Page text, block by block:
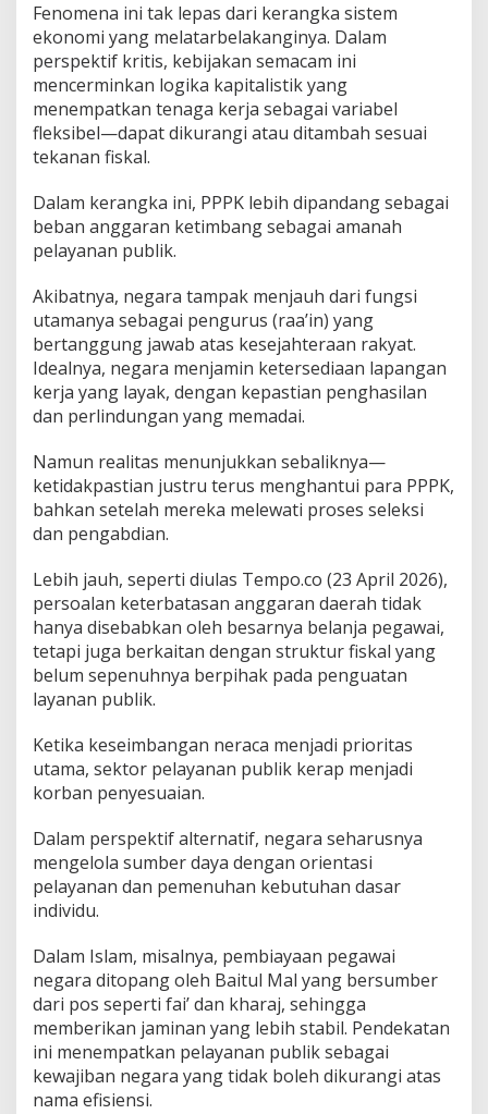
Fenomena ini tak lepas dari kerangka sistem
ekonomi yang melatarbelakanginya. Dalam
perspektif kritis, kebijakan semacam ini
mencerminkan logika kapitalistik yang
menempatkan tenaga kerja sebagai variabel
fleksibel—dapat dikurangi atau ditambah sesuai
tekanan fiskal.
Dalam kerangka ini, PPPK lebih dipandang sebagai
beban anggaran ketimbang sebagai amanah
pelayanan publik.
Akibatnya, negara tampak menjauh dari fungsi
utamanya sebagai pengurus (raa’in) yang
bertanggung jawab atas kesejahteraan rakyat.
Idealnya, negara menjamin ketersediaan lapangan
kerja yang layak, dengan kepastian penghasilan
dan perlindungan yang memadai.
Namun realitas menunjukkan sebaliknya—
ketidakpastian justru terus menghantui para PPPK,
bahkan setelah mereka melewati proses seleksi
dan pengabdian.
Lebih jauh, seperti diulas Tempo.co (23 April 2026),
persoalan keterbatasan anggaran daerah tidak
hanya disebabkan oleh besarnya belanja pegawai,
tetapi juga berkaitan dengan struktur fiskal yang
belum sepenuhnya berpihak pada penguatan
layanan publik.
Ketika keseimbangan neraca menjadi prioritas
utama, sektor pelayanan publik kerap menjadi
korban penyesuaian.
Dalam perspektif alternatif, negara seharusnya
mengelola sumber daya dengan orientasi
pelayanan dan pemenuhan kebutuhan dasar
individu.
Dalam Islam, misalnya, pembiayaan pegawai
negara ditopang oleh Baitul Mal yang bersumber
dari pos seperti fai’ dan kharaj, sehingga
memberikan jaminan yang lebih stabil. Pendekatan
ini menempatkan pelayanan publik sebagai
kewajiban negara yang tidak boleh dikurangi atas
nama efisiensi.